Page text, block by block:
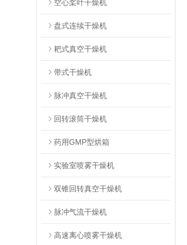
空心桨叶干燥机
盘式连续干燥机
耙式真空干燥机
带式干燥机
脉冲真空干燥机
回转滚筒干燥机
药用GMP型烘箱
实验室喷雾干燥机
双锥回转真空干燥机
脉冲气流干燥机
高速离心喷雾干燥机